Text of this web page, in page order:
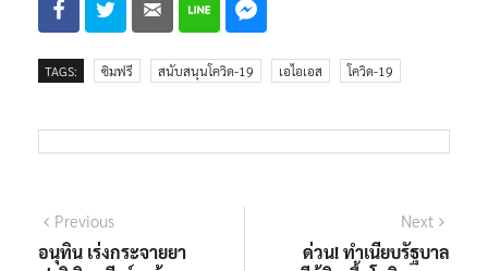
TAGS: ซิมฟรี สนับสนุนโควิด-19 เอไอเอส โควิด-19
แนะแนว
PreviousPrevious
post:
อนุทิน เร่งกระจายยา
Next
ด่วน! ทำเนียบรัฐบาล